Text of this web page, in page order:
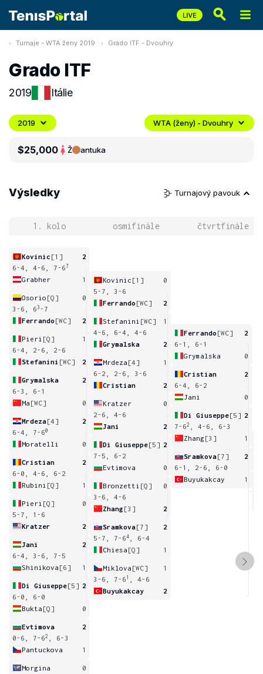
Turnaje - WTA ženy 2019 Grado ITF - Dvouhry
Grado ITF
2019 Itálie
2019 WTA (ženy) - Dvouhry
$25,000 Ž antuka
Výsledky Turnajový pavouk
1. kolo osmifinále čtvrtfinále
Kovinic [1]
2
6-4, 4-6, 7-67
Grabher 1
Osorio [Q]
0
3-6, 63 -7
Ferrando [WC] 2
Pieri [Q]
1
6-4, 2-6, 2-6
Stefanini [WC] 2
Grymalska
2
6-3, 6-1
Ma [WC] 0
Mrdeza[4]
2
6-4, 7-60
Moratelli 0
Cristian
2
6-0, 4-6, 6-2
Rubini [Q] 1
Pieri [Q]
0
5-7, 1-6
Kratzer
2
Jani
2
6-4, 3-6, 7-5
Shinikova [6] 1
Di Giuseppe[5] 2
6-0, 6-0
Bukta [Q] 0
Evtimova
2
0-6, 7-62
, 6-3
Pantuckova
1
Morgina
0
Kovinic [1]
0
5-7, 3-6
Ferrando [WC] 2
Stefanini [WC]
1
4-6, 6-4, 4-6
Grymalska
2
Mrdeza [4]
1
6-2, 2-6, 3-6
Cristian
2
Kratzer
0
2-6, 4-6
Jani
2
Di Giuseppe[5] 2
7-5, 6-2
Evtimova
0
Bronzetti [Q]
0
3-6, 4-6
Zhang [3] 2
Sramkova[7]
2
5-7, 7-64
, 6-4
Chiesa [Q] 1
Miklova [WC]
1
3-6, 7-6 1
, 4-6
Buyukakcay
2
Ferrando [WC]
2
6-1, 6-1
Grymalska
0
Cristian
2
6-4, 6-2
Jani
0
Di Giuseppe[5] 2
7-62
, 4-6, 6-3
Zhang[3] 1
Sramkova[7]
2
6-1, 2-6, 6-0
Buyukakcay
1